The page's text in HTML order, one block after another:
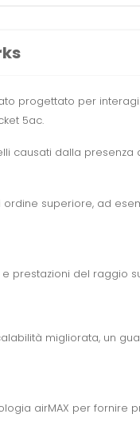
progettato per
5ac.
causati dalla presenza
superiore, ad
prestazioni del raggio
migliorata, un
airMAX per fornire